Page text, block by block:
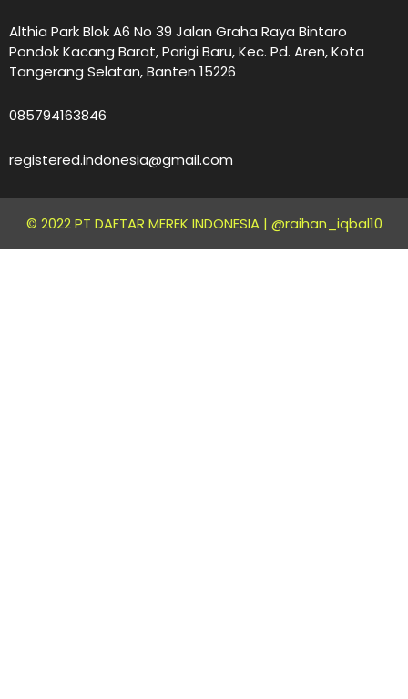
Althia Park Blok A6 No 39 Jalan Graha Raya Bintaro
Pondok Kacang Barat, Parigi Baru, Kec. Pd. Aren, Kota
Tangerang Selatan, Banten 15226
085794163846
registered.indonesia@gmail.com
© 2022 PT DAFTAR MEREK INDONESIA | @raihan_iqbal10